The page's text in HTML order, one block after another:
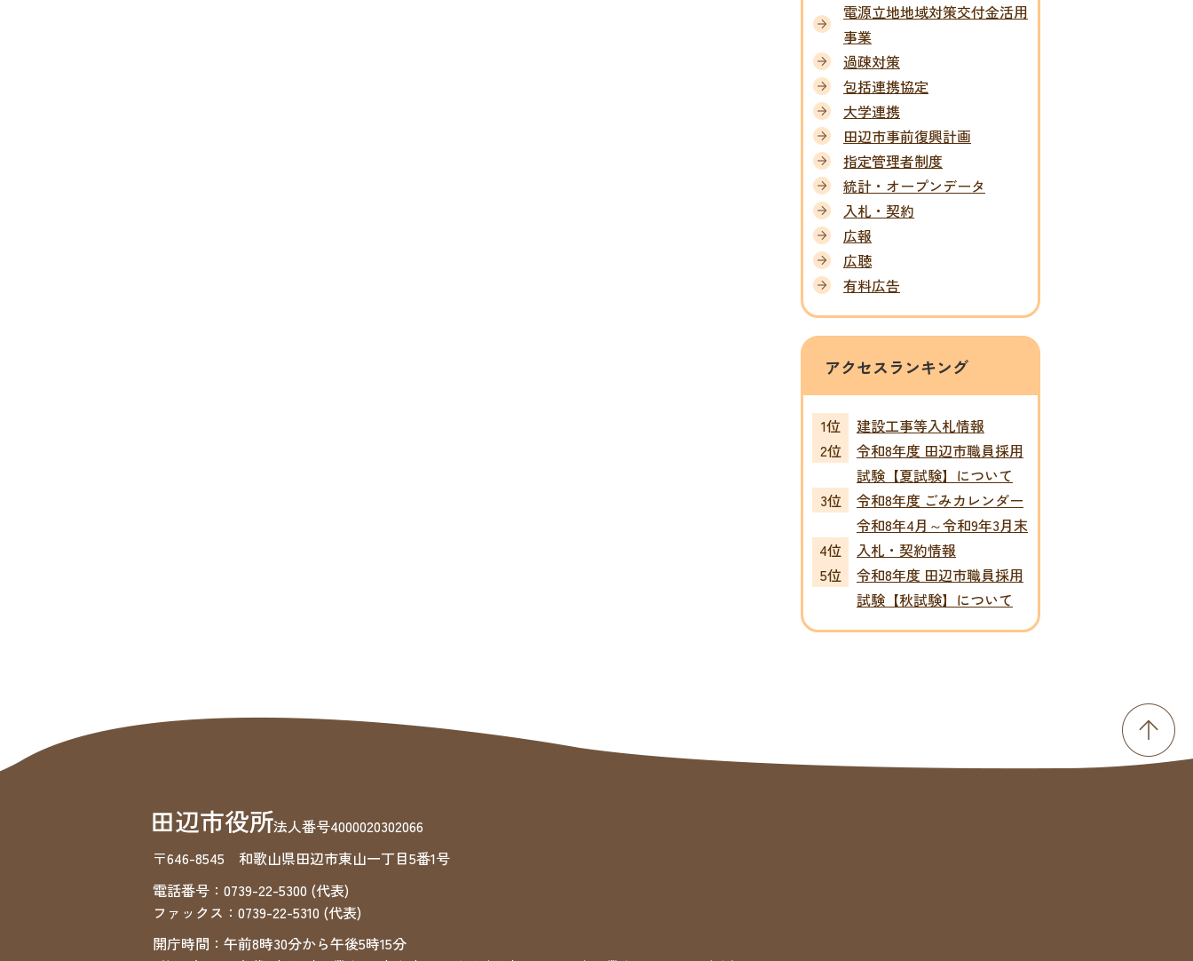
電源立地地域対策交付金活用
事業
過疎対策
包括連携協定
大学連携
田辺市事前復興計画
指定管理者制度
統計・オープンデータ
入札・契約
広報
広聴
有料広告
アクセスランキング
建設工事等入札情報
令和8年度 田辺市職員採用
試験【夏試験】について
令和8年度 ごみカレンダー
令和8年4月～令和9年3月末
入札・契約情報
令和8年度 田辺市職員採用
試験【秋試験】について
法人番号4000020302066
〒646-8545 和歌山県田辺市東山一丁目5番1号
電話番号：0739-22-5300 (代表)
ファックス：0739-22-5310 (代表)
開庁時間：午前8時30分から午後5時15分